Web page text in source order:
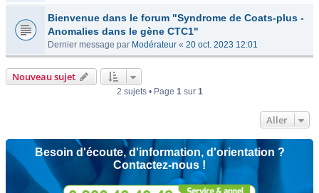
Bienvenue dans le forum "Syndrome de Coats-plus -
Anomalies dans le gène CTC1"
Dernier message par Modérateur « 20 oct. 2023 12:01
Nouveau sujet
2 sujets • Page 1sur 1
Aller
Besoin d'écoute, d'information, d'orientation ?
Contactez-nous !